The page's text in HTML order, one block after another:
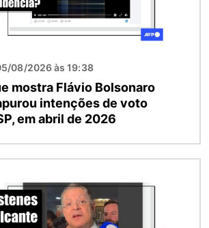
08/2026 às 19:38
mostra Flávio Bolsonaro
intenções de voto
em abril de 2026